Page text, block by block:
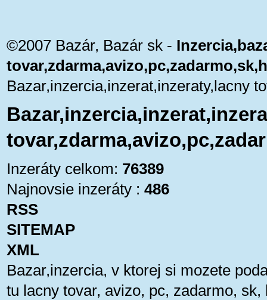
©2007 Bazár, Bazár sk -
Bazar,inzercia,inzerat,inzeraty,lacny
Inzeráty celkom: 76389
Najnovsie inzeráty : 486
RSS
SITEMAP
XML
Bazar,inzercia, v ktorej si mozete
tu lacny tovar, avizo, pc, zadarmo,